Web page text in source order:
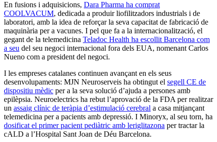
En fusions i adquisicions, Dara Pharma ha comprat
COOLVACUM, dedicada a produir liofilitzadors industrials i de
laboratori, amb la idea de reforçar la seva capacitat de fabricació de
maquinària per a vacunes. I pel que fa a la internacionalització, el
gegant de la telemedicina Teladoc Health ha escollit Barcelona com
a seu del seu negoci internacional fora dels EUA, nomenant Carlos
Nueno com a president del negoci.
I les empreses catalanes continuen avançant en els seus
desenvolupaments: MJN Neuroserveis ha obtingut el segell CE de
dispositiu mèdic per a la seva solució d’ajuda a persones amb
epilèpsia. Neuroelectrics ha rebut l’aprovació de la FDA per realitzar
un assaig clínic de teràpia d’estimulació cerebral a casa mitjançant
telemedicina per a pacients amb depressió. I Minoryx, al seu torn, ha
dosificat el primer pacient pediàtric amb leriglitazona per tractar la
cALD a l’Hospital Sant Joan de Déu Barcelona.